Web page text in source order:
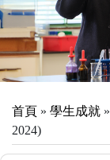
首頁 » 學生成就 »
2024)